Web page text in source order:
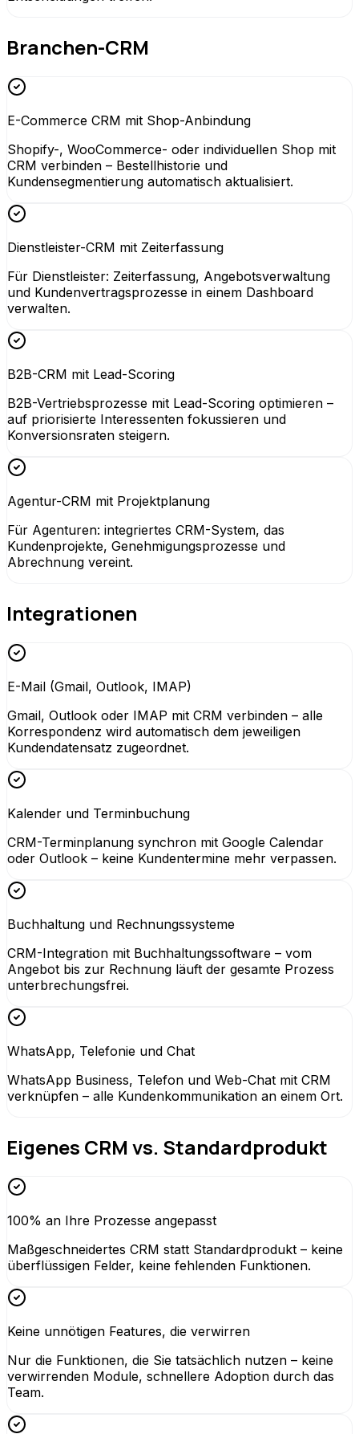
Branchen-CRM
E-Commerce CRM mit Shop-Anbindung
Shopify-, WooCommerce- oder individuellen Shop mit
CRM verbinden – Bestellhistorie und
Kundensegmentierung automatisch aktualisiert.
Dienstleister-CRM mit Zeiterfassung
Für Dienstleister: Zeiterfassung, Angebotsverwaltung
und Kundenvertragsprozesse in einem Dashboard
verwalten.
B2B-CRM mit Lead-Scoring
B2B-Vertriebsprozesse mit Lead-Scoring optimieren –
auf priorisierte Interessenten fokussieren und
Konversionsraten steigern.
Agentur-CRM mit Projektplanung
Für Agenturen: integriertes CRM-System, das
Kundenprojekte, Genehmigungsprozesse und
Abrechnung vereint.
Integrationen
E-Mail (Gmail, Outlook, IMAP)
Gmail, Outlook oder IMAP mit CRM verbinden – alle
Korrespondenz wird automatisch dem jeweiligen
Kundendatensatz zugeordnet.
Kalender und Terminbuchung
CRM-Terminplanung synchron mit Google Calendar
oder Outlook – keine Kundentermine mehr verpassen.
Buchhaltung und Rechnungssysteme
CRM-Integration mit Buchhaltungssoftware – vom
Angebot bis zur Rechnung läuft der gesamte Prozess
unterbrechungsfrei.
WhatsApp, Telefonie und Chat
WhatsApp Business, Telefon und Web-Chat mit CRM
verknüpfen – alle Kundenkommunikation an einem Ort.
Eigenes CRM vs. Standardprodukt
100% an Ihre Prozesse angepasst
Maßgeschneidertes CRM statt Standardprodukt – keine
überflüssigen Felder, keine fehlenden Funktionen.
Keine unnötigen Features, die verwirren
Nur die Funktionen, die Sie tatsächlich nutzen – keine
verwirrenden Module, schnellere Adoption durch das
Team.